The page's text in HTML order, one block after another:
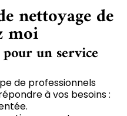
nettoyage de
moi
un service
de professionnels
à vos besoins :